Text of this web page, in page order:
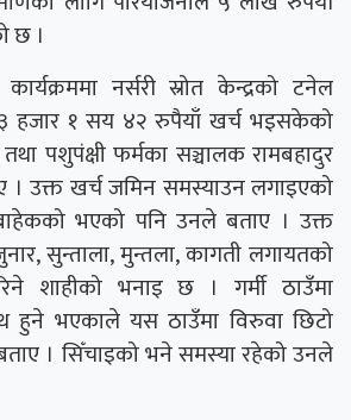
छ ।
नर्सरी स्रोत केन्द्रको टनेल
हजार १ सय ४२ रुपैयाँ खर्च भइसकेको
पशुपंक्षी फर्मका सञ्चालक रामबहादुर
। उक्त खर्च जमिन समस्याउन लगाइएको
भएको पनि उनले बताए । उक्त
सुन्ताला, मुन्तला, कागती लगायतको
शाहीको भनाइ छ । गर्मी ठाउँमा
हुने भएकाले यस ठाउँमा विरुवा छिटो
। सिँचाइको भने समस्या रहेको उनले